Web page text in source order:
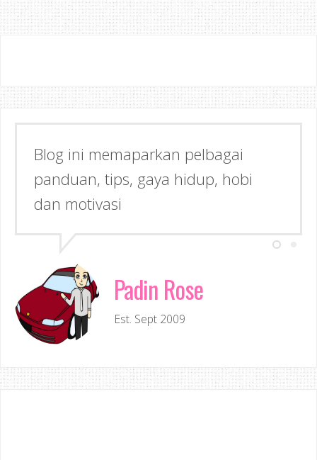
Blog ini memaparkan pelbagai
panduan, tips, gaya hidup, hobi
dan motivasi
Padin Rose
Est. Sept 2009